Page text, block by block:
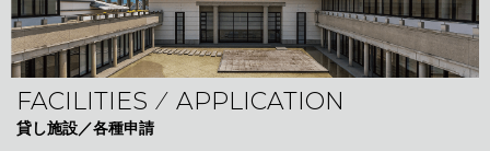
FACILITIES ⁄ APPLICATION
貸し施設／各種申請